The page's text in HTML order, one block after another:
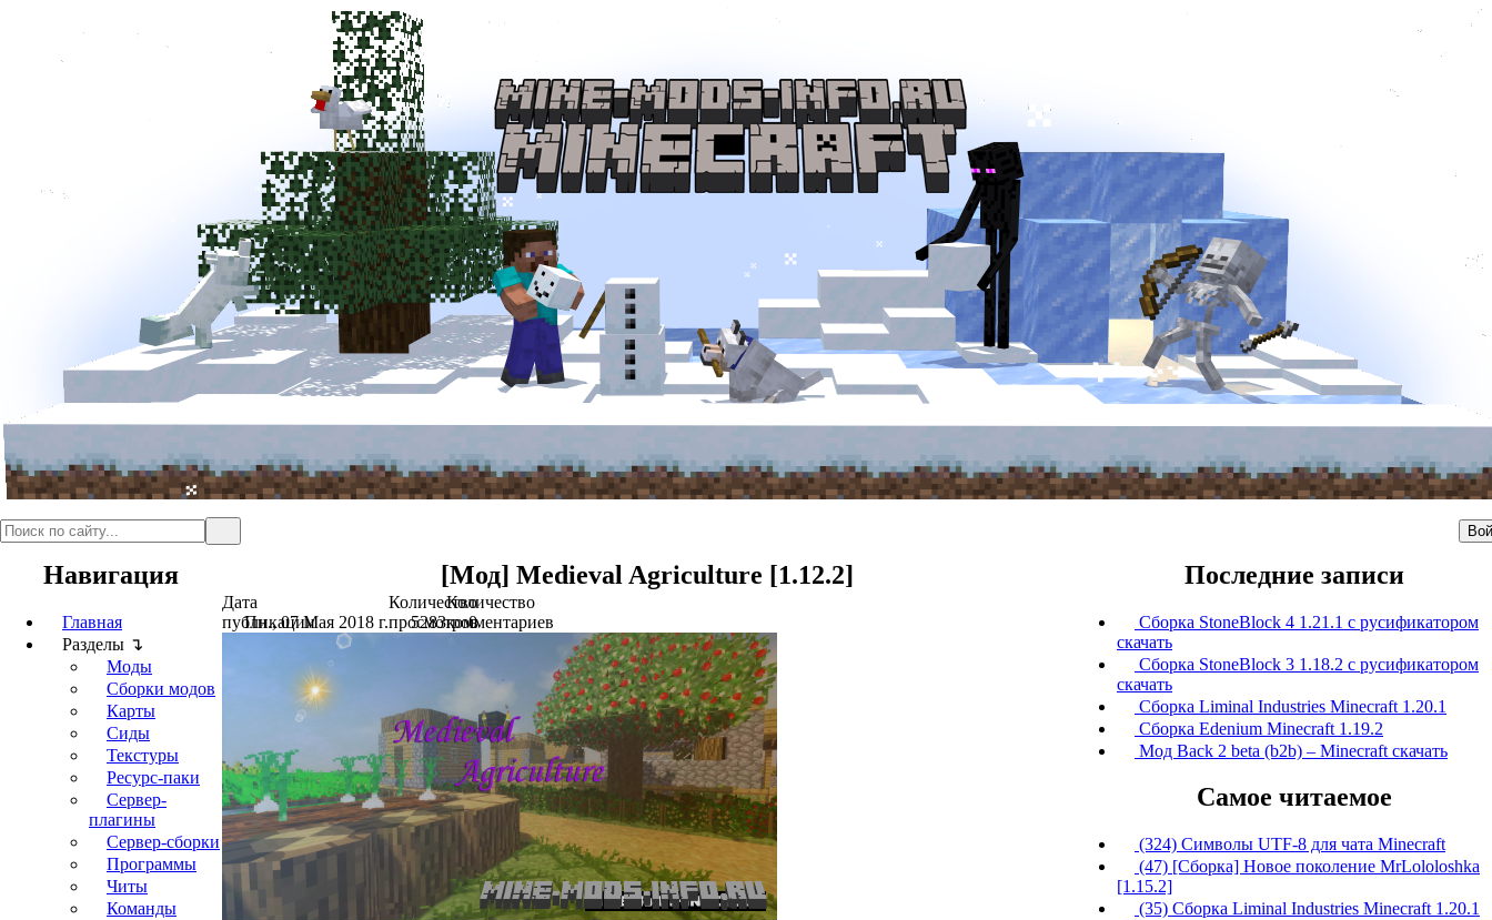
Навигация
Главная
Разделы ↴
Моды
Сборки модов
Карты
Сиды
Текстуры
Ресурс-паки
Сервер-
плагины
Сервер-сборки
Программы
Читы
Команды
[Мод] Medieval Agriculture [1.12.2]
Дата
публикации
Пн., 07 Мая 2018 г.
Количество
просмотров
5283
Количество
комментариев
0
Последние записи
Сборка StoneBlock 4 1.21.1 с русификатором
скачать
Сборка StoneBlock 3 1.18.2 с русификатором
скачать
Сборка Liminal Industries Minecraft 1.20.1
Сборка Edenium Minecraft 1.19.2
Мод Back 2 beta (b2b) – Minecraft скачать
Самое читаемое
(324) Символы UTF-8 для чата Minecraft
(47) [Сборка] Новое поколение MrLololoshka
[1.15.2]
(35) Сборка Liminal Industries Minecraft 1.20.1